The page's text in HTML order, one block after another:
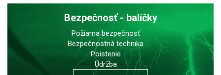
Bezpečnosť - balíčky
Požiarna bezpečnosť
Bezpečnostná technika
Poistenie
Údržba